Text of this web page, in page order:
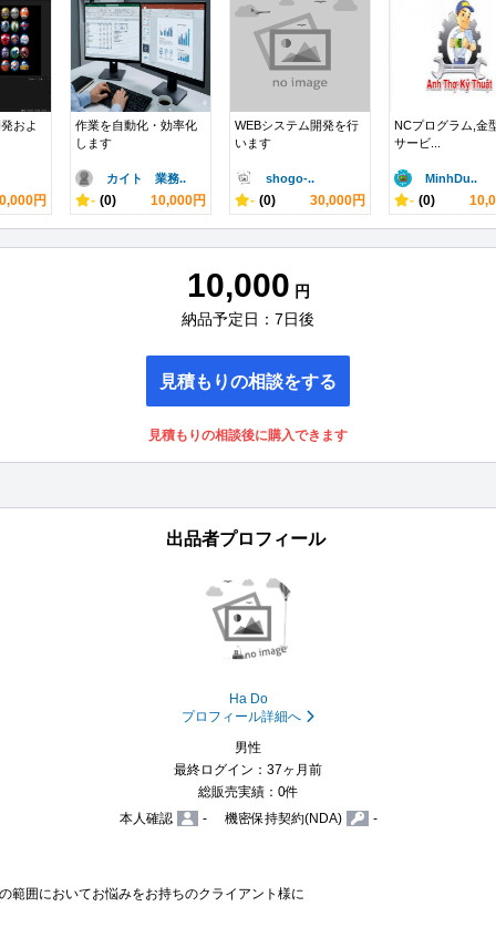
およ
円
作業を自動化・効率化
します
カイト 業務..
- (0) 10,000円
WEBシステム開発を行
います
shogo-..
- (0) 30,000円
NCプログラム,金
サービ...
MinhDu..
- (0)
10,000 円
納品予定日：7日後
見積もりの相談をする
見積もりの相談後に購入できます
出品者プロフィール
Ha Do
プロフィール詳細へ
男性
最終ログイン：37ヶ月前
総販売実績：0件
本人確認
- 機密保持契約(NDA) -
範囲においてお悩みをお持ちのクライアント様に